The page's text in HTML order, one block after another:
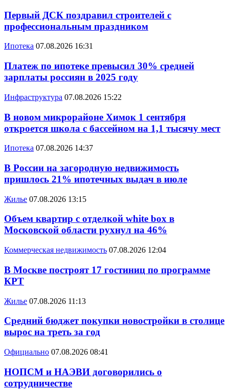
Первый ДСК поздравил строителей с
профессиональным праздником
Ипотека 07.08.2026 16:31
Платеж по ипотеке превысил 30% средней
зарплаты россиян в 2025 году
Инфраструктура 07.08.2026 15:22
В новом микрорайоне Химок 1 сентября
откроется школа с бассейном на 1,1 тысячу мест
Ипотека 07.08.2026 14:37
В России на загородную недвижимость
пришлось 21% ипотечных выдач в июле
Жилье 07.08.2026 13:15
Объем квартир с отделкой white box в
Московской области рухнул на 46%
Коммерческая недвижимость 07.08.2026 12:04
В Москве построят 17 гостиниц по программе
КРТ
Жилье 07.08.2026 11:13
Средний бюджет покупки новостройки в столице
вырос на треть за год
Официально 07.08.2026 08:41
НОПСМ и НАЭВИ договорились о
сотрудничестве